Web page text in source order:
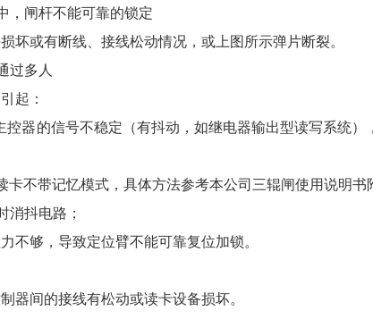
，闸杆不能可靠的锁定
坏或有断线、接线松动情况，或上图所示弹片断裂。
过多人
起：
控器的信号不稳定（有抖动，如继电器输出型读写系统
不带记忆模式，具体方法参考本公司三辊闸使用说明书
消抖电路；
不够，导致定位臂不能可靠复位加锁。
器间的接线有松动或读卡设备损坏。